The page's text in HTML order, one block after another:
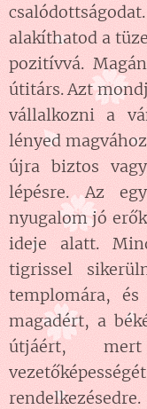
alakíthatod a
pozitívvá.
útitárs. Azt
vállalkozni a
lényed
újra biztos
lépésre. Az
nyugalom jó
ideje alatt.
tigrissel
templomára,
magadért, a
útjáért, mert